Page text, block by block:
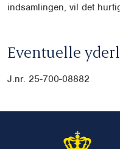
indsamlingen, vil det
Eventuelle
J.nr. 25-700-08882